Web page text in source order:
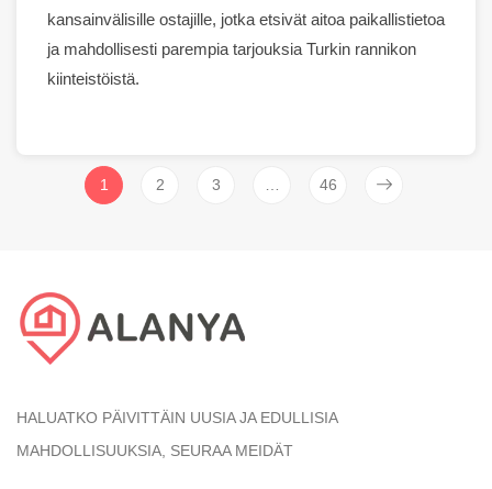
kansainvälisille ostajille, jotka etsivät aitoa paikallistietoa
ja mahdollisesti parempia tarjouksia Turkin rannikon
kiinteistöistä.
1 2 3 46
HALUATKO PÄIVITTÄIN UUSIA JA EDULLISIA
MAHDOLLISUUKSIA, SEURAA MEIDÄT